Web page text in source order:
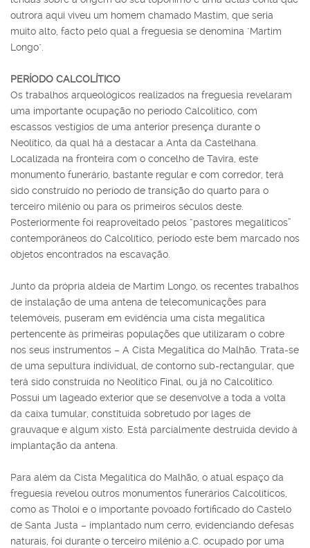
outrora aqui viveu um homem chamado Mastim, que seria
muito alto, facto pelo qual a freguesia se denomina "Martim
Longo".
PERÍODO CALCOLÍTICO
Os trabalhos arqueológicos realizados na freguesia revelaram
uma importante ocupação no período Calcolítico, com
escassos vestígios de uma anterior presença durante o
Neolítico, da qual há a destacar a Anta da Castelhana.
Localizada na fronteira com o concelho de Tavira, este
monumento funerário, bastante regular e com corredor, terá
sido construído no período de transição do quarto para o
terceiro milénio ou para os primeiros séculos deste.
Posteriormente foi reaproveitado pelos “pastores megalíticos”
contemporâneos do Calcolítico, período este bem marcado nos
objetos encontrados na escavação.
Junto da própria aldeia de Martim Longo, os recentes trabalhos
de instalação de uma antena de telecomunicações para
telemóveis, puseram em evidência uma cista megalítica
pertencente às primeiras populações que utilizaram o cobre
nos seus instrumentos – A Cista Megalítica do Malhão. Trata-se
de uma sepultura individual, de contorno sub-rectangular, que
terá sido construída no Neolítico Final, ou já no Calcolítico.
Possui um lageado exterior que se desenvolve a toda a volta
da caixa tumular, constituída sobretudo por lages de
grauvaque e algum xisto. Está parcialmente destruída devido à
implantação da antena.
Para além da Cista Megalítica do Malhão, o atual espaço da
freguesia revelou outros monumentos funerários Calcolíticos,
como as Tholoi e o importante povoado fortificado do Castelo
de Santa Justa – implantado num cerro, evidenciando defesas
naturais, foi durante o terceiro milénio a.C. ocupado por uma